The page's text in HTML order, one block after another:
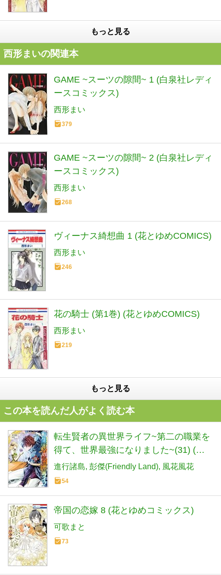
もっと見る
西形まいの関連本
GAME ~スーツの隙間~ 1 (白泉社レディ
ースコミックス)
西形まい
379
GAME ~スーツの隙間~ 2 (白泉社レディ
ースコミックス)
西形まい
268
ヴィーナス綺想曲 1 (花とゆめCOMICS)
西形まい
246
花の騎士 (第1巻) (花とゆめCOMICS)
西形まい
219
もっと見る
この本を読んだ人がよく読む本
転生賢者の異世界ライフ~第二の職業を
得て、世界最強になりました~(31) (ガ
ンガンコミックスUP!)
進行諸島 彭傑(Friendly Land) 風花風花
54
帝国の恋嫁 8 (花とゆめコミックス)
可歌まと
73